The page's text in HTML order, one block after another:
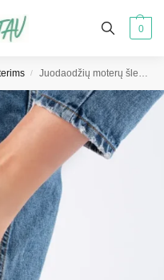
0
/ Juodaodžių moterų šlepetės ant platformų